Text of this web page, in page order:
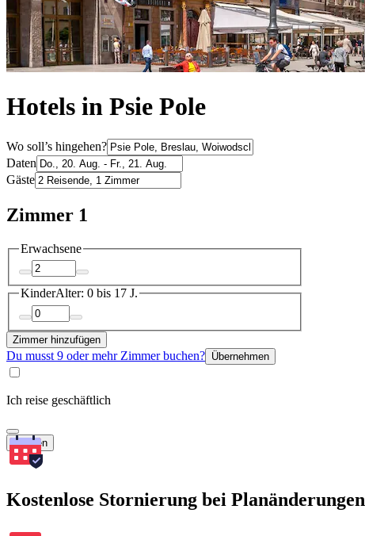
Hotels in Psie Pole
Wo soll’s hingehen?
Daten
Gäste
Zimmer 1
Erwachsene
KinderAlter: 0 bis 17 J.
Zimmer hinzufügen
Du musst 9 oder mehr Zimmer buchen? Übernehmen
Ich reise geschäftlich
Suchen
Kostenlose Stornierung bei Planänderungen